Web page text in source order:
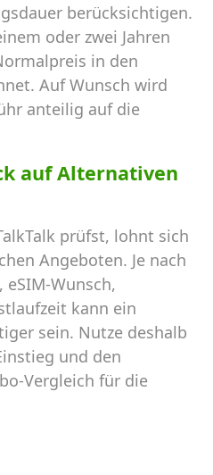
berücksichtigen.
oder zwei Jahren
in den
Auf Wunsch wird
anteilig auf die
auf Alternativen
prüfst, lohnt sich
Angeboten. Je nach
Wunsch,
kann ein
sein. Nutze deshalb
und den
Vergleich für die